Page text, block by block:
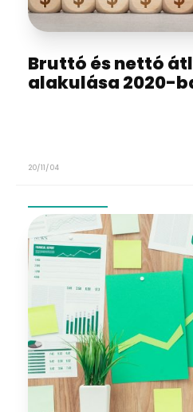
Bruttó és nettó
alakulása 2020-
20/11/04